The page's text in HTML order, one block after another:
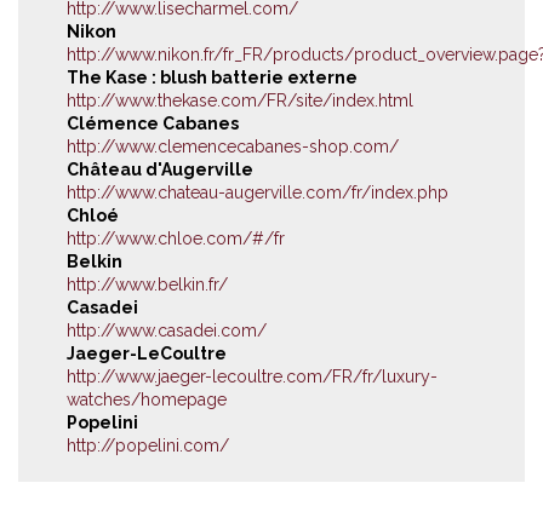
http://www.lisecharmel.com/
Nikon
http://www.nikon.fr/fr_FR/products/
The Kase : blush batterie externe
http://www.thekase.com/FR/site/index.html
Clémence Cabanes
http://www.clemencecabanes-shop.com/
Château d'Augerville
http://www.chateau-augerville.com/fr/index.php
Chloé
http://www.chloe.com/#/fr
Belkin
http://www.belkin.fr/
Casadei
http://www.casadei.com/
Jaeger-LeCoultre
http://www.jaeger-lecoultre.com/FR/fr/luxury-
watches/homepage
Popelini
http://popelini.com/